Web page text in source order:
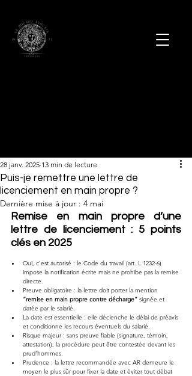
Puis-je remettre une lettre de
licenciement en main propre ?
28 janv. 2025 13 min de lecture
Dernière mise à jour : 4 mai
Remise en main propre d’une
lettre de licenciement : 5 points
clés en 2025
Oui, c’est autorisé : le Code du travail (art. L.1232-6)
impose la notification écrite mais ne prohibe pas la remise
directe.
Preuve obligatoire : la lettre doit porter la mention
“remise en main propre contre décharge” signée et
datée par le salarié.
La date est essentielle : elle déclenche le délai de préavis
et conditionne les recours éventuels du salarié.
Risque majeur : sans preuve fiable (signature, témoin,
attestation), la procédure peut être contestée devant les
prud’hommes.
Prudence : la lettre recommandée avec AR demeure le
moyen le plus sûr pour fixer la date et éviter tout débat